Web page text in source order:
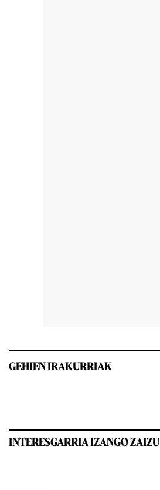
GEHIEN IRAKURRIAK
INTERESGARRIA IZANGO ZAIZU